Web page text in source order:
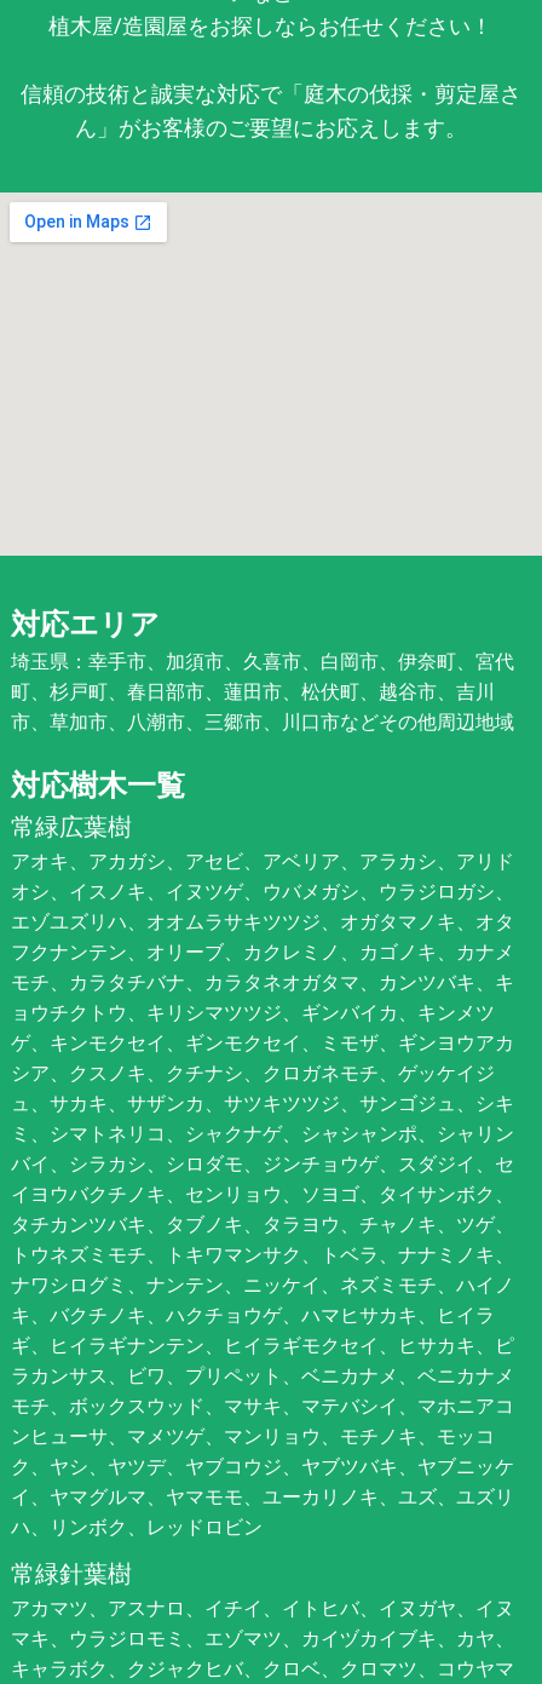
植木屋/造園屋をお探しならお任せください！
信頼の技術と誠実な対応で「庭木の伐採・剪定屋さ
ん」がお客様のご要望にお応えします。
対応エリア
埼玉県：幸手市、加須市、久喜市、白岡市、伊奈町、宮代
町、杉戸町、春日部市、蓮田市、松伏町、越谷市、吉川
市、草加市、八潮市、三郷市、川口市などその他周辺地域
対応樹木一覧
常緑広葉樹
アオキ、アカガシ、アセビ、アベリア、アラカシ、アリド
オシ、イスノキ、イヌツゲ、ウバメガシ、ウラジロガシ、
エゾユズリハ、オオムラサキツツジ、オガタマノキ、オタ
フクナンテン、オリーブ、カクレミノ、カゴノキ、カナメ
モチ、カラタチバナ、カラタネオガタマ、カンツバキ、キ
ョウチクトウ、キリシマツツジ、ギンバイカ、キンメツ
ゲ、キンモクセイ、ギンモクセイ、ミモザ、ギンヨウアカ
シア、クスノキ、クチナシ、クロガネモチ、ゲッケイジ
ュ、サカキ、サザンカ、サツキツツジ、サンゴジュ、シキ
ミ、シマトネリコ、シャクナゲ、シャシャンポ、シャリン
バイ、シラカシ、シロダモ、ジンチョウゲ、スダジイ、セ
イヨウバクチノキ、センリョウ、ソヨゴ、タイサンボク、
タチカンツバキ、タブノキ、タラヨウ、チャノキ、ツゲ、
トウネズミモチ、トキワマンサク、トベラ、ナナミノキ、
ナワシログミ、ナンテン、ニッケイ、ネズミモチ、ハイノ
キ、バクチノキ、ハクチョウゲ、ハマヒサカキ、ヒイラ
ギ、ヒイラギナンテン、ヒイラギモクセイ、ヒサカキ、ピ
ラカンサス、ビワ、プリペット、ベニカナメ、ベニカナメ
モチ、ボックスウッド、マサキ、マテバシイ、マホニアコ
ンヒューサ、マメツゲ、マンリョウ、モチノキ、モッコ
ク、ヤシ、ヤツデ、ヤブコウジ、ヤブツバキ、ヤブニッケ
イ、ヤマグルマ、ヤマモモ、ユーカリノキ、ユズ、ユズリ
ハ、リンボク、レッドロビン
常緑針葉樹
アカマツ、アスナロ、イチイ、イトヒバ、イヌガヤ、イヌ
マキ、ウラジロモミ、エゾマツ、カイヅカイブキ、カヤ、
キャラボク、クジャクヒバ、クロベ、クロマツ、コウヤマ